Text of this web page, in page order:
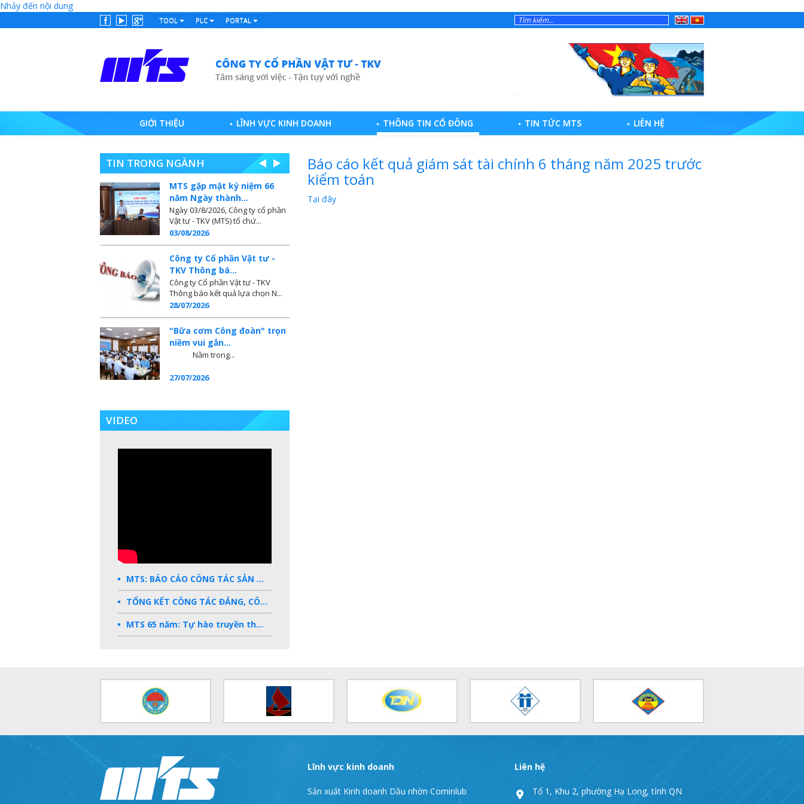
Nhảy đến nội dung
PORTAL
PLC
TOOL English Tiếng
Việt
GIỚI THIỆU LĨNH VỰC KINH DOANH THÔNG TIN CỔ ĐÔNG TIN TỨC MTS LIÊN HỆ
TIN TRONG NGÀNH
MTS gặp mặt kỷ niệm 66
năm Ngày thành...
Ngày 03/8/2026, Công ty cổ phần
Vật tư - TKV (MTS) tổ chứ...
03/08/2026
Công ty Cổ phần Vật tư -
TKV Thông bá...
Công ty Cổ phần Vật tư - TKV
Thông báo kết quả lựa chọn N...
28/07/2026
"Bữa cơm Công đoàn" trọn
niềm vui gắn...
Nằm trong...
27/07/2026
VIDEO
MTS: BÁO CÁO CÔNG TÁC SẢN XUẤT KINH DOANH 2025
TỔNG KẾT CÔNG TÁC ĐẢNG, CÔNG ĐOÀN, ĐOÀN THANH NIÊN 2025
MTS 65 năm: Tự hào truyền thống - Vững bước Tương lai
10 sự kiện tiêu biểu năm 2023
MTS -10 sự kiện nổi bật năm 2022
Bản tin số 358- Vinacomin news
Báo cáo kết quả giám sát tài chính 6 tháng năm 2025 trước
kiểm toán
Tại đây
Lĩnh vực kinh doanh
Sản xuất Kinh doanh Dầu nhờn Cominlub
Liên hệ
Tổ 1, Khu 2, phường Hạ Long, tỉnh QN